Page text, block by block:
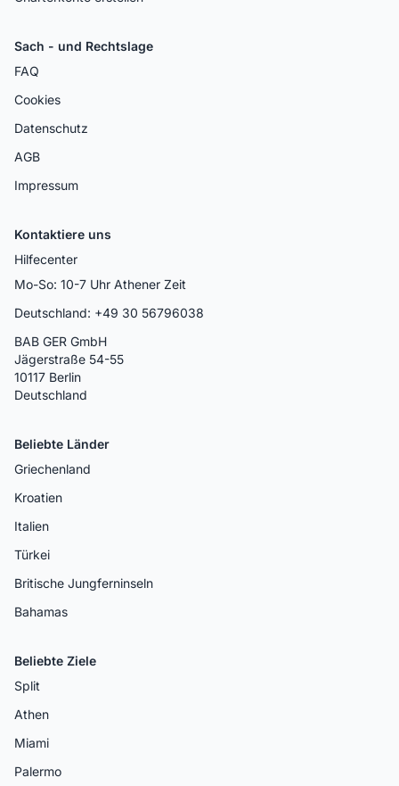
Sach - und Rechtslage
FAQ
Cookies
Datenschutz
AGB
Impressum
Kontaktiere uns
Hilfecenter
Mo-So: 10-7 Uhr Athener Zeit
Deutschland: +49 30 56796038
BAB GER GmbH
Jägerstraße 54-55
10117 Berlin
Deutschland
Beliebte Länder
Griechenland
Kroatien
Italien
Türkei
Britische Jungferninseln
Bahamas
Beliebte Ziele
Split
Athen
Miami
Palermo